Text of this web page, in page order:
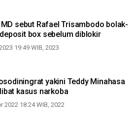
sebut Rafael Trisambodo bolak-
box sebelum diblokir
19:49 WIB, 2023
yakini Teddy Minahasa
kasus narkoba
2022 18:24 WIB, 2022